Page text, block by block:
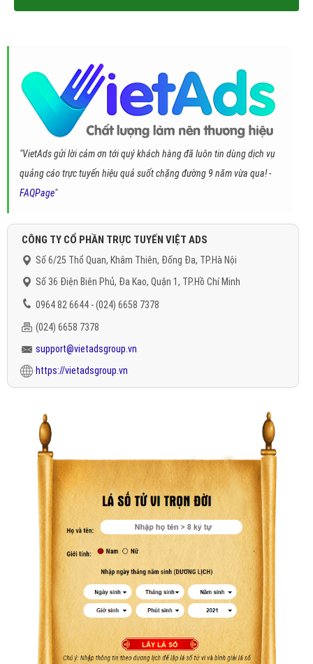
"VietAds gửi lời cảm ơn tới quý khách hàng đã luôn tin dùng dịch vụ
quảng cáo trực tuyến hiệu quả suốt chặng đường 9 năm vừa qua! -
FAQPage"
CÔNG TY CỔ PHẦN TRỰC TUYẾN VIỆT ADS
Số 6/25 Thổ Quan, Khâm Thiên, Đống Đa, TP.Hà Nội
Số 36 Điện Biên Phủ, Đa Kao, Quận 1, TP.Hồ Chí Minh
0964 82 6644 - (024) 6658 7378
(024) 6658 7378
support@vietadsgroup.vn
https://vietadsgroup.vn